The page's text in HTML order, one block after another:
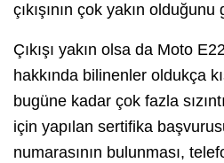
çıkışının çok yakın
Çıkışı yakın olsa da Moto
hakkında bilinenler oldukça
bugüne kadar çok fazla
için yapılan sertifika
numarasının bulunması,